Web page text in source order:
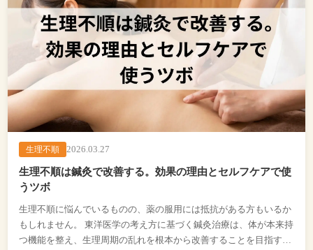
生理不順 2026.03.27
生理不順は鍼灸で改善する。効果の理由とセルフケアで使
うツボ
生理不順に悩んでいるものの、薬の服用には抵抗がある方もいるか
もしれません。 東洋医学の考え方に基づく鍼灸治療は、体が本来持
つ機能を整え、生理周期の乱れを根本から改善することを目指すア